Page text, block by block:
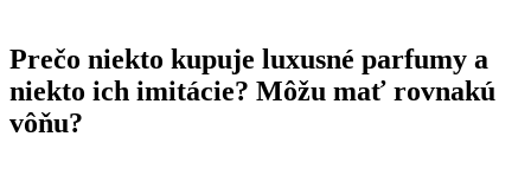
Prečo niekto kupuje luxusné parfumy a
niekto ich imitácie? Môžu mať rovnakú
vôňu?